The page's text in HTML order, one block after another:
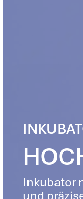
Inkubator
und